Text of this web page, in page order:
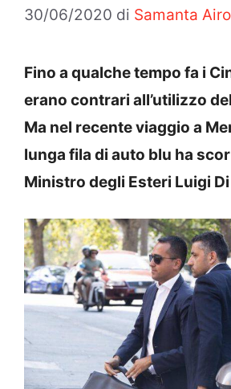
30/06/2020 di Samanta
Fino a qualche tempo fa i
erano contrari all’utilizzo
Ma nel recente viaggio a
lunga fila di auto blu ha
Ministro degli Esteri Luigi